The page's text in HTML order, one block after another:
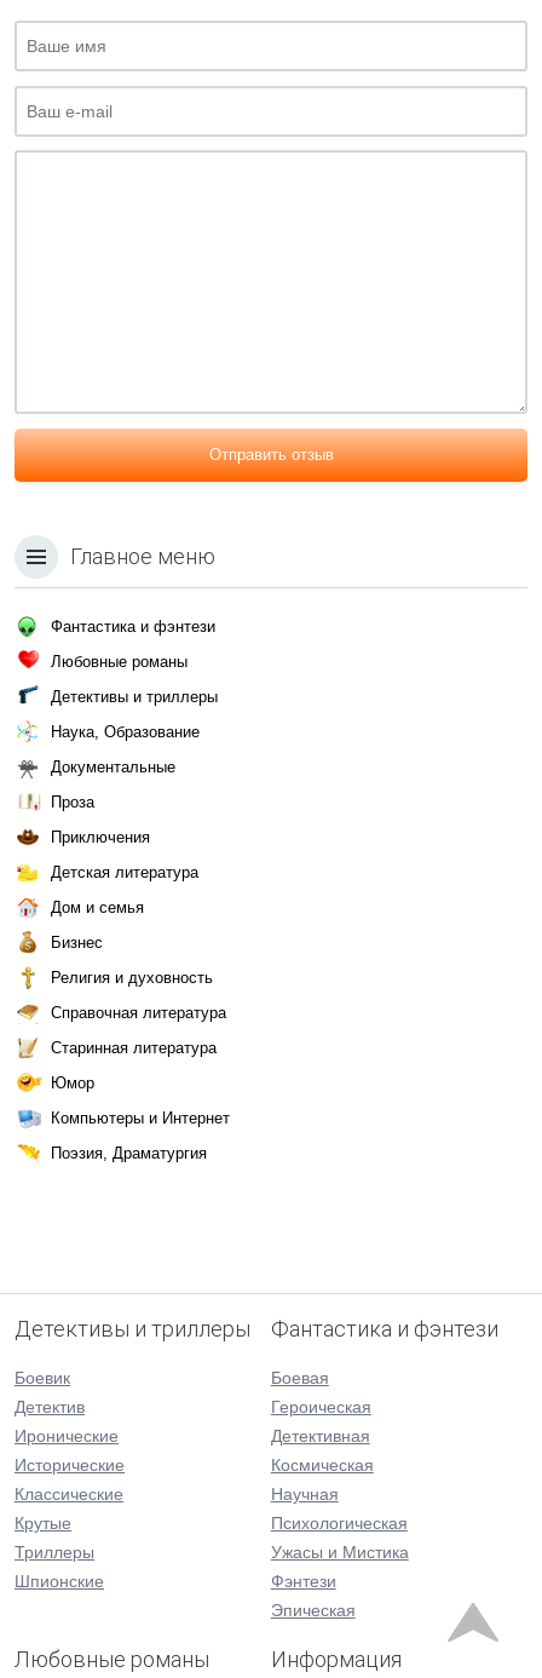
Отправить отзыв
Главное меню
Фантастика и фэнтези
Любовные романы
Детективы и триллеры
Наука, Образование
Документальные
Проза
Приключения
Детская литература
Дом и семья
Бизнес
Религия и духовность
Справочная литература
Старинная литература
Юмор
Компьютеры и Интернет
Поэзия, Драматургия
Детективы и триллеры
Боевик
Детектив
Иронические
Исторические
Классические
Крутые
Триллеры
Шпионские
Фантастика и фэнтези
Боевая
Героическая
Детективная
Космическая
Научная
Психологическая
Ужасы и Мистика
Фэнтези
Эпическая
Любовные романы Информация